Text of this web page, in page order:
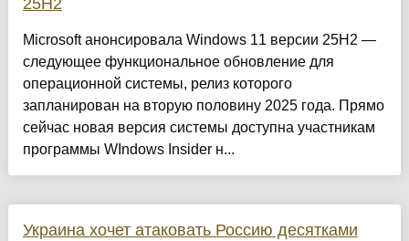
25H2
Microsoft анонсировала Windows 11 версии 25H2 —
следующее функциональное обновление для
операционной системы, релиз которого
запланирован на вторую половину 2025 года. Прямо
сейчас новая версия системы доступна участникам
программы WIndows Insider н...
Украина хочет атаковать Россию десятками